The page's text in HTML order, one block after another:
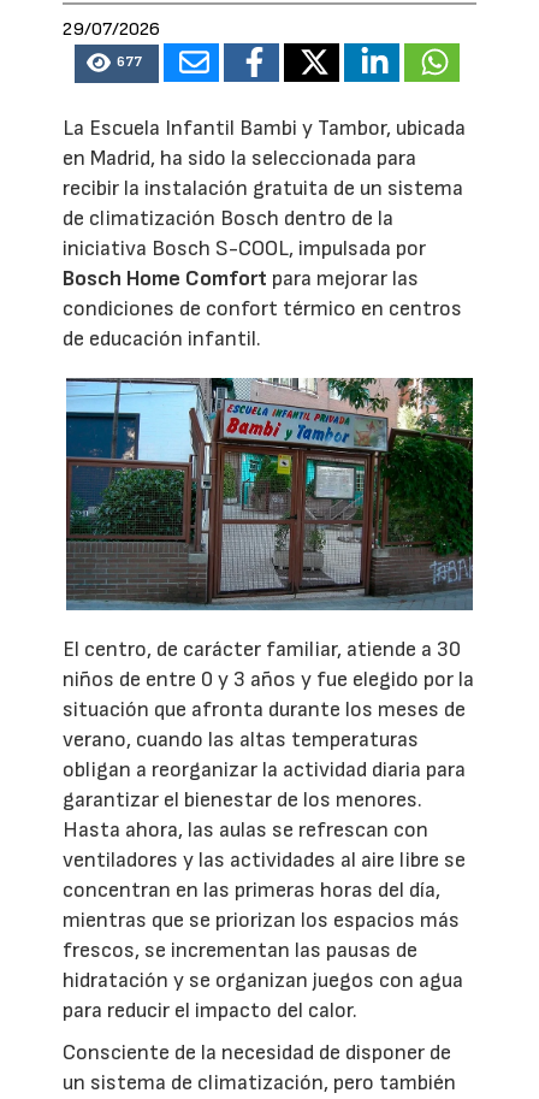
29/07/2026
677
La Escuela Infantil Bambi y Tambor, ubicada
en Madrid, ha sido la seleccionada para
recibir la instalación gratuita de un sistema
de climatización Bosch dentro de la
iniciativa Bosch S-COOL, impulsada por
Bosch Home Comfort para mejorar las
condiciones de confort térmico en centros
de educación infantil.
El centro, de carácter familiar, atiende a 30
niños de entre 0 y 3 años y fue elegido por la
situación que afronta durante los meses de
verano, cuando las altas temperaturas
obligan a reorganizar la actividad diaria para
garantizar el bienestar de los menores.
Hasta ahora, las aulas se refrescan con
ventiladores y las actividades al aire libre se
concentran en las primeras horas del día,
mientras que se priorizan los espacios más
frescos, se incrementan las pausas de
hidratación y se organizan juegos con agua
para reducir el impacto del calor.
Consciente de la necesidad de disponer de
un sistema de climatización, pero también